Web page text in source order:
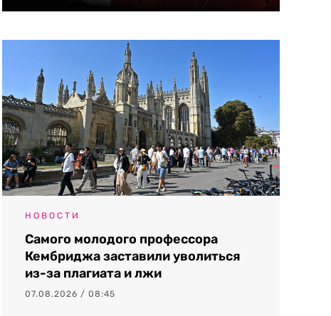
НОВОСТИ
Самого молодого профессора
Кембриджа заставили уволиться
из-за плагиата и лжи
07.08.2026 / 08:45